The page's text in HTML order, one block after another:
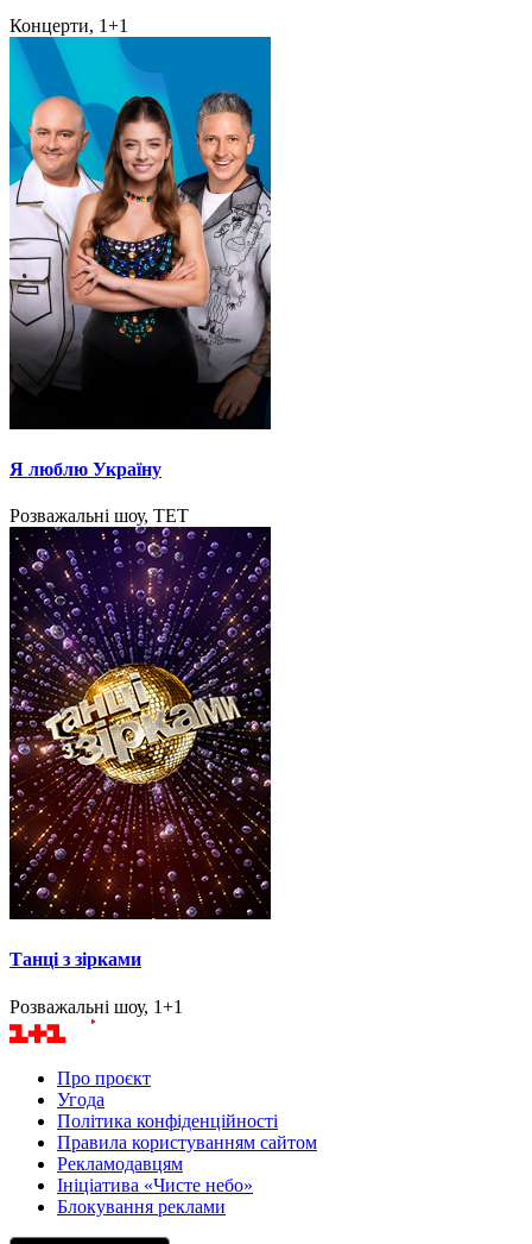
Концерти, 1+1
Я люблю Україну
Розважальні шоу, ТЕТ
Танці з зірками
Розважальні шоу, 1+1
Про проєкт
Угода
Політика конфіденційності
Правила користуванням сайтом
Рекламодавцям
Ініціатива «Чисте небо»
Блокування реклами